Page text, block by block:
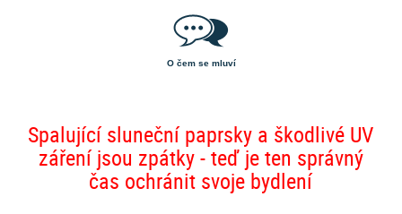
O čem se mluví
Spalující sluneční paprsky a škodlivé UV
záření jsou zpátky - teď je ten správný
čas ochránit svoje bydlení